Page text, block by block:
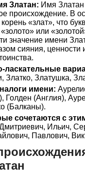
Златан: Имя
происхождение. В
«злат», что
или
значение имени
сияния, ценности
ласкательные
Златко, Златушка,
имени:
Голден (Англия),
(Балканы).
сочетаются с
Ильич,
Павлович,